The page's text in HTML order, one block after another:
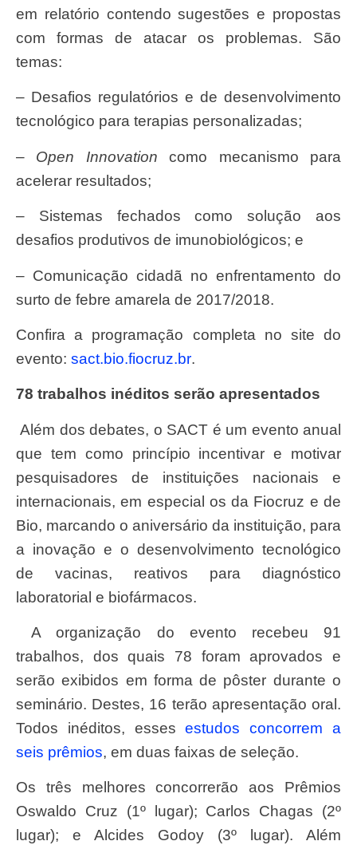
em relatório contendo sugestões e propostas
com formas de atacar os problemas. São
temas:
– Desafios regulatórios e de desenvolvimento
tecnológico para terapias personalizadas;
Open Innovation como mecanismo para
acelerar resultados;
– Sistemas fechados como solução aos
desafios produtivos de imunobiológicos; e
– Comunicação cidadã no enfrentamento do
surto de febre amarela de 2017/2018.
Confira a programação completa no site do
evento: sact.bio.fiocruz.br.
78 trabalhos inéditos serão apresentados
Além dos debates, o SACT é um evento anual
que tem como princípio incentivar e motivar
pesquisadores de instituições nacionais e
internacionais, em especial os da Fiocruz e de
Bio, marcando o aniversário da instituição, para
a inovação e o desenvolvimento tecnológico
de vacinas, reativos para diagnóstico
laboratorial e biofármacos.
A organização do evento recebeu 91
trabalhos, dos quais 78 foram aprovados e
serão exibidos em forma de pôster durante o
seminário. Destes, 16 terão apresentação oral.
Todos inéditos, essesestudos concorrem a
seis prêmios, em duas faixas de seleção.
Os três melhores concorrerão aos Prêmios
Oswaldo Cruz (1º lugar); Carlos Chagas (2º
lugar); e Alcides Godoy (3º lugar). Além